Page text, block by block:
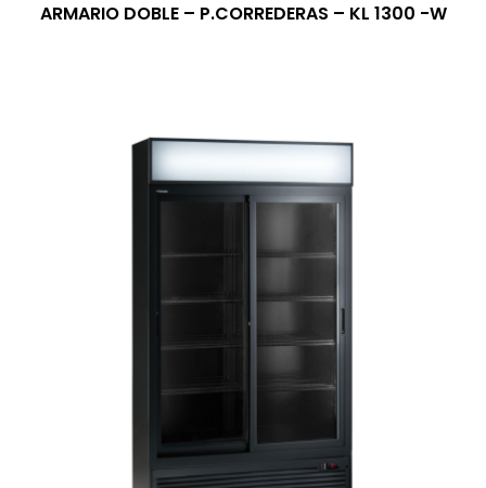
ARMARIO DOBLE – P.CORREDERAS – KL 1300 -W